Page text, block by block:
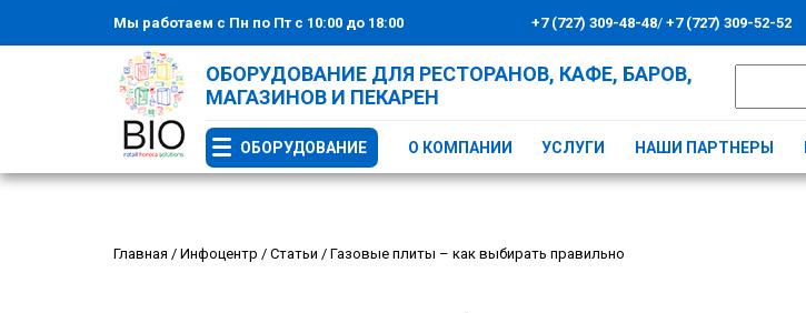
Мы работаем с Пн по Пт с 10:00 до 18:00 +7 (727) 309-48-48/+7 (727) 309-52-52
ОБОРУДОВАНИЕ ДЛЯ РЕСТОРАНОВ, КАФЕ, БАРОВ,
МАГАЗИНОВ И ПЕКАРЕН
ОБОРУДОВАНИЕ О КОМПАНИИ УСЛУГИ НАШИ ПАРТНЕРЫ
Главная / Инфоцентр / Статьи / Газовые плиты – как выбирать правильно